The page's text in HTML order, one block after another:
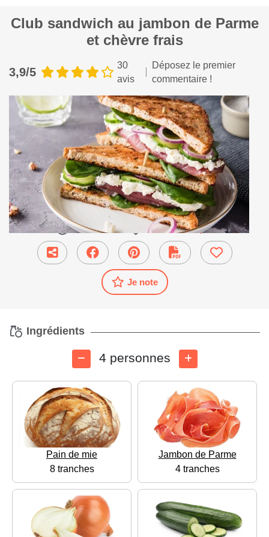
Club sandwich au jambon de Parme
et chèvre frais
3,9/5
30
avis
Déposez le premier
commentaire !
20 min ● Plat Principal
Je note
Ingrédients
4 personnes
Pain de mie
8 tranches
Jambon de Parme
4 tranches